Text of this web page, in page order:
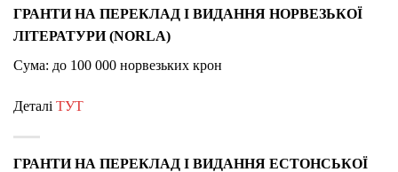
ГРАНТИ НА ПЕРЕКЛАД І ВИДАННЯ НОРВЕЗЬКОЇ
ЛІТЕРАТУРИ (NORLA)
Сума: до 100 000 норвезьких крон
Деталі ТУТ
ГРАНТИ НА ПЕРЕКЛАД І ВИДАННЯ ЕСТОНСЬКОЇ